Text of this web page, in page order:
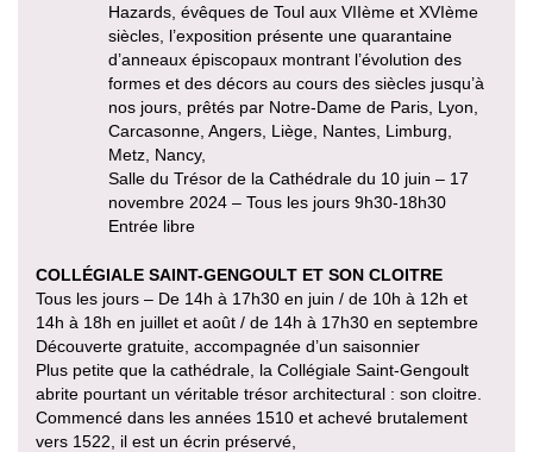
Hazards, évêques de Toul aux VIIème et XVIème
siècles, l’exposition présente une quarantaine
d’anneaux épiscopaux montrant l’évolution des
formes et des décors au cours des siècles jusqu’à
nos jours, prêtés par Notre-Dame de Paris, Lyon,
Carcasonne, Angers, Liège, Nantes, Limburg,
Metz, Nancy,
Salle du Trésor de la Cathédrale du 10 juin – 17
novembre 2024 – Tous les jours 9h30-18h30
Entrée libre
COLLÉGIALE SAINT-GENGOULT ET SON CLOITRE
Tous les jours – De 14h à 17h30 en juin / de 10h à 12h et
14h à 18h en juillet et août / de 14h à 17h30 en septembre
Découverte gratuite, accompagnée d’un saisonnier
Plus petite que la cathédrale, la Collégiale Saint-Gengoult
abrite pourtant un véritable trésor architectural : son cloitre.
Commencé dans les années 1510 et achevé brutalement
vers 1522, il est un écrin préservé,